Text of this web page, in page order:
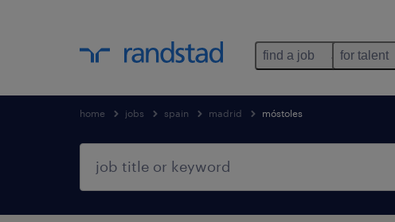
find a job for talent
home jobs spain madrid móstoles